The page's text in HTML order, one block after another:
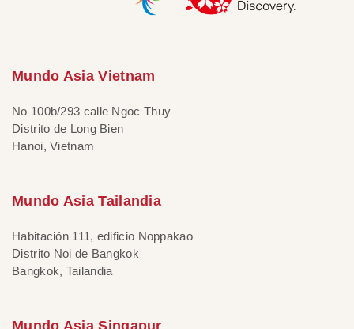
Mundo Asia Vietnam
No 100b/293 calle Ngoc Thuy
Distrito de Long Bien
Hanoi, Vietnam
Mundo Asia Tailandia
Habitación 111, edificio Noppakao
Distrito Noi de Bangkok
Bangkok, Tailandia